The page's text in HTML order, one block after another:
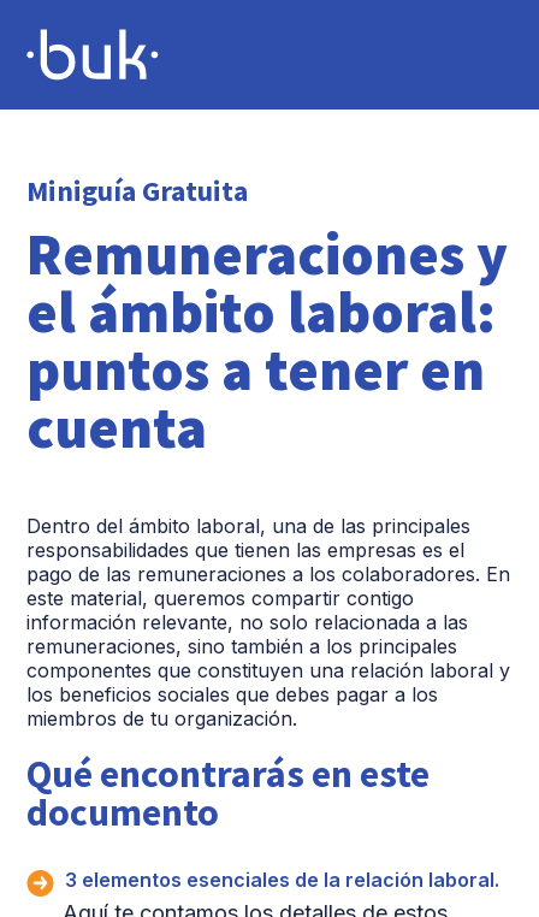
Miniguía Gratuita
Remuneraciones y
el ámbito laboral:
puntos a tener en
cuenta
Dentro del ámbito laboral, una de las principales
responsabilidades que tienen las empresas es el
pago de las remuneraciones a los colaboradores. En
este material, queremos compartir contigo
información relevante, no solo relacionada a las
remuneraciones, sino también a los principales
componentes que constituyen una relación laboral y
los beneficios sociales que debes pagar a los
miembros de tu organización.
Qué encontrarás en este
documento
3 elementos esenciales de la relación laboral.